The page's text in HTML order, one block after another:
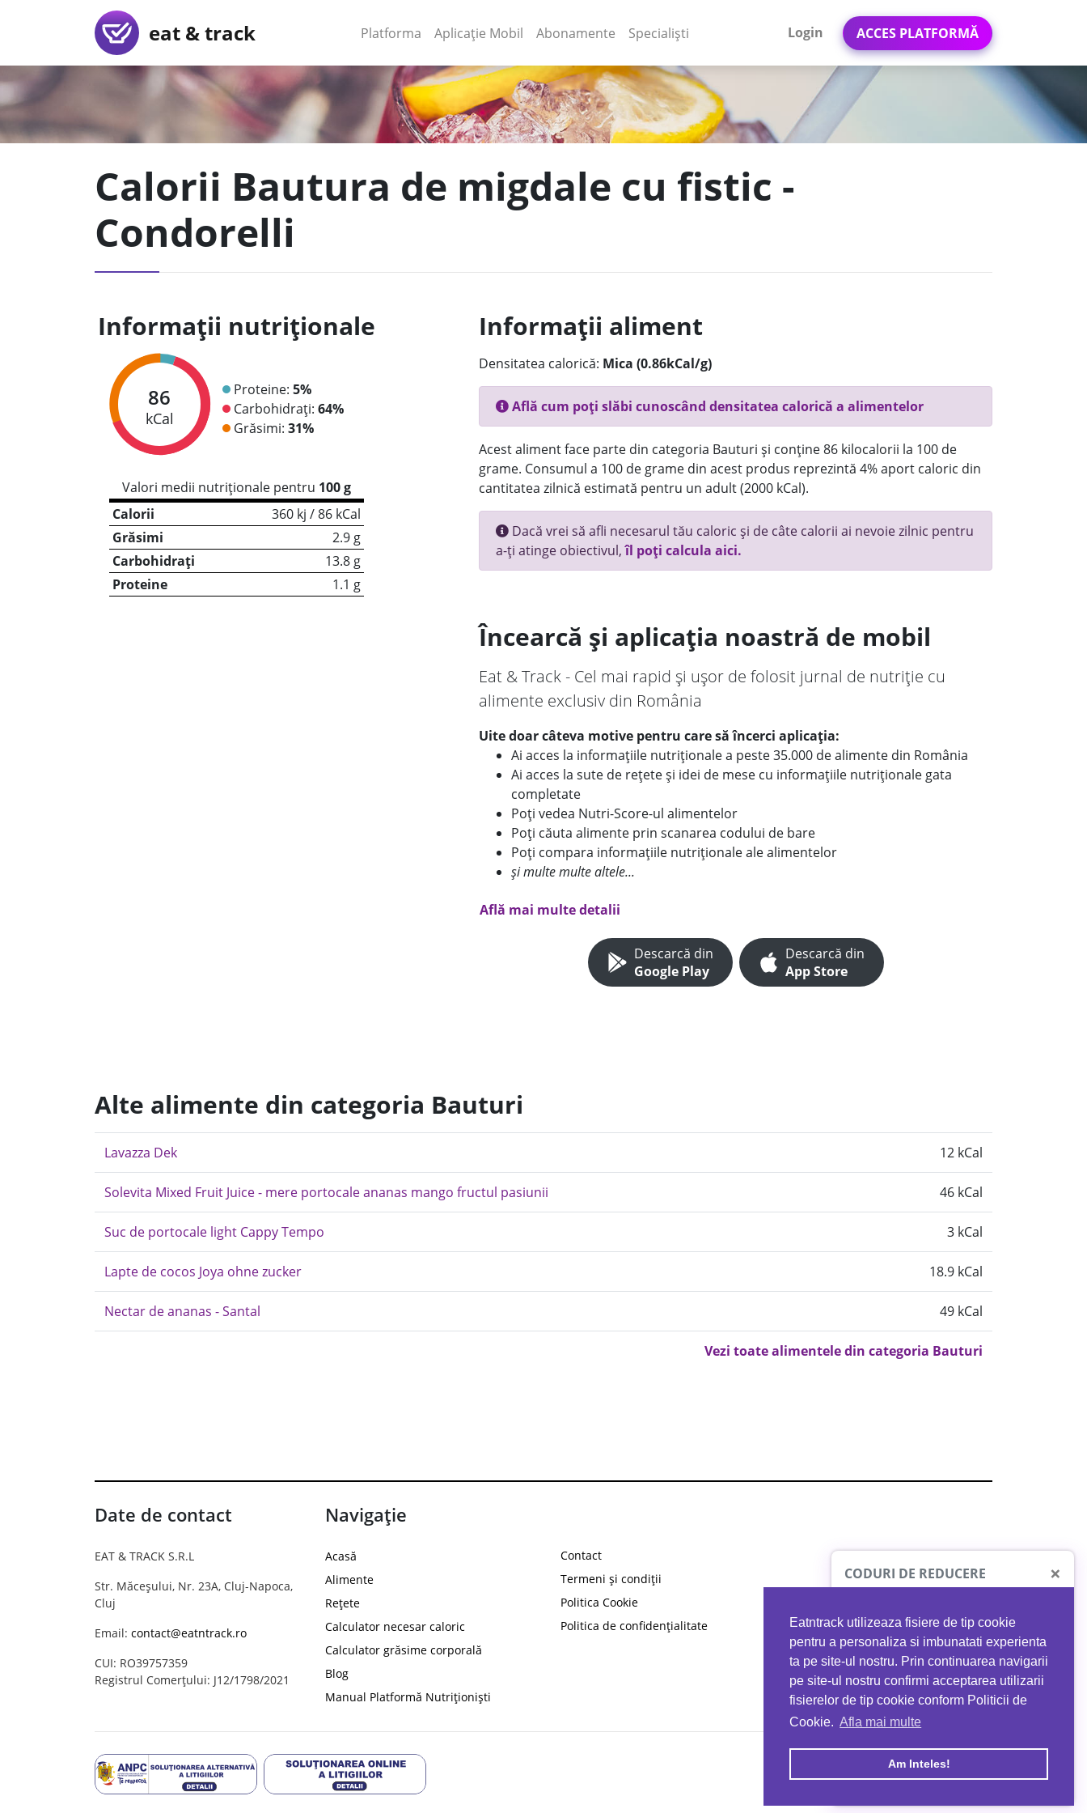
Eatntrack utilizeaza fisiere de tip cookie
pentru a personaliza si imbunatati experienta
ta pe site-ul nostru. Prin continuarea navigarii
pe site-ul nostru confirmi acceptarea utilizarii
fisierelor de tip cookie conform Politicii de
Cookie. Afla mai multe
Am Inteles!
eat & track Platforma (current)
Aplicație Mobil (current)
Abonamente Specialiști Login ACCES PLATFORMĂ
Calorii Bautura de migdale cu fistic -
Condorelli
Informații nutriționale
86
kCal
Proteine: 5%
Carbohidrați: 64%
Grăsimi: 31%
Valori medii nutriționale pentru 100 g
Calorii
360 kj / 86 kCal
Grăsimi
2.9 g
Carbohidrați
13.8 g
Proteine
1.1 g
Informații aliment
Densitatea calorică: Mica (0.86kCal/g)
Află cum poți slăbi cunoscând densitatea calorică a alimentelor
Acest aliment face parte din categoria Bauturi și conține 86 kilocalorii la 100 de
grame. Consumul a 100 de grame din acest produs reprezintă 4% aport caloric din
cantitatea zilnică estimată pentru un adult (2000 kCal).
Dacă vrei să afli necesarul tău caloric și de câte calorii ai nevoie zilnic pentru
a-ți atinge obiectivul,îl poți calcula aici.
Încearcă și aplicația noastră de mobil
Eat & Track - Cel mai rapid și ușor de folosit jurnal de nutriție cu
alimente exclusiv din România
Uite doar câteva motive pentru care să încerci aplicația:
Ai acces la informațiile nutriționale a peste 35.000 de alimente din România
Ai acces la sute de rețete și idei de mese cu informațiile nutriționale gata
completate
Poți vedea Nutri-Score-ul alimentelor
Poți căuta alimente prin scanarea codului de bare
Poți compara informațiile nutriționale ale alimentelor
și multe multe altele...
Află mai multe detalii
Descarcă din
Google Play
Descarcă din
App Store
Alte alimente din categoria Bauturi
Lavazza Dek 12 kCal
Solevita Mixed Fruit Juice - mere portocale ananas mango fructul pasiunii 46 kCal
Suc de portocale light Cappy Tempo 3 kCal
Lapte de cocos Joya ohne zucker 18.9 kCal
Nectar de ananas - Santal 49 kCal
Vezi toate alimentele din categoria Bauturi
Date de contact
EAT & TRACK S.R.L
Str. Măceșului, Nr. 23A, Cluj-Napoca,
Cluj
Email: contact@eatntrack.ro
CUI: RO39757359
Registrul Comerțului: J12/1798/2021
Navigație
Acasă
Alimente
Rețete
Calculator necesar caloric
Calculator grăsime corporală
Blog
Manual Platformă Nutriționiști
Contact
Termeni și condiții
Politica Cookie
Politica de confidențialitate
CODURI DE REDUCERE ×
PROTO41
reducere la orice comandă
EATNTRACK
MYPROTEIN
Ai40%reducere la orice comandă
folosind codul EATTRACK